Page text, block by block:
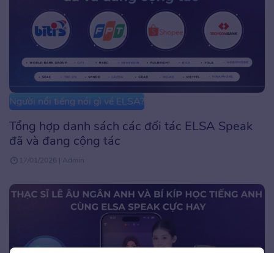
Người nổi tiếng nói gì về ELSA?
Tổng hợp danh sách các đối tác ELSA Speak
đã và đang cộng tác
17/01/2026 | Admin